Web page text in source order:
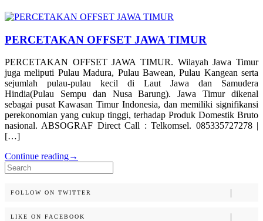
PERCETAKAN OFFSET JAWA TIMUR
PERCETAKAN OFFSET JAWA TIMUR. Wilayah Jawa Timur
juga meliputi Pulau Madura, Pulau Bawean, Pulau Kangean serta
sejumlah pulau-pulau kecil di Laut Jawa dan Samudera
Hindia(Pulau Sempu dan Nusa Barung). Jawa Timur dikenal
sebagai pusat Kawasan Timur Indonesia, dan memiliki signifikansi
perekonomian yang cukup tinggi, terhadap Produk Domestik Bruto
nasional. ABSOGRAF Direct Call : Telkomsel. 085335727278 |
[…]
Continue reading→
Search
for:
FOLLOW ON TWITTER
LIKE ON FACEBOOK